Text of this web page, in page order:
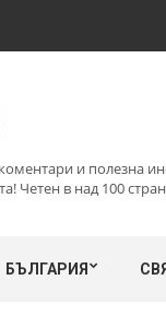
и полезна
Четен в над 100
БЪЛГАРИЯ